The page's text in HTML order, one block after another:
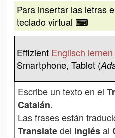
Para insertar las letras
teclado virtual ⌨
Effizient Englisch lernen
Smartphone, Tablet (
Escribe un texto en el
Catalán.
Las frases están
Translatedel Inglésal